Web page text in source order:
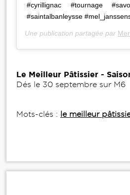
#cyrillignac #tournage
#saintalbanleysse
Une publication partagée par
Le Meilleur Pâtissier -
Dés le 30 septembre sur M6
Mots-clés : le meilleur